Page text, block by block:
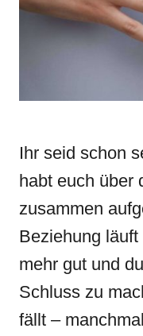
Ihr seid schon
habt euch über
zusammen
Beziehung
mehr gut und
Schluss zu
fällt –